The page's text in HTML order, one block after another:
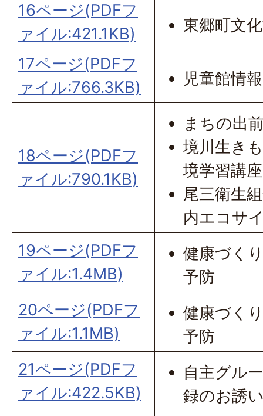
16ページ(PDFフ
ァイル:421.1KB)
東郷町文
17ページ(PDFフ
ァイル:766.3KB)
児童館情報
18ページ(PDFフ
ァイル:790.1KB)
まちの出
境川生き
境学習講座
尾三衛生
内エコサ
19ページ(PDFフ
ァイル:1.4MB)
健康づく
予防
20ページ(PDFフ
ァイル:1.1MB)
健康づく
予防
21ページ(PDFフ
ァイル:422.5KB)
自主グル
録のお誘